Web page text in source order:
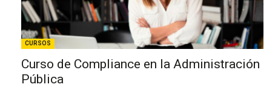
CURSOS
Curso de Compliance en la Administración
Pública